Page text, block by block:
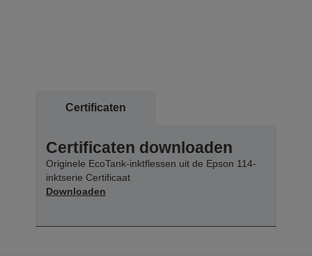
Certificaten
Certificaten downloaden
Originele EcoTank-inktflessen uit de Epson 114-
inktserie Certificaat
Downloaden